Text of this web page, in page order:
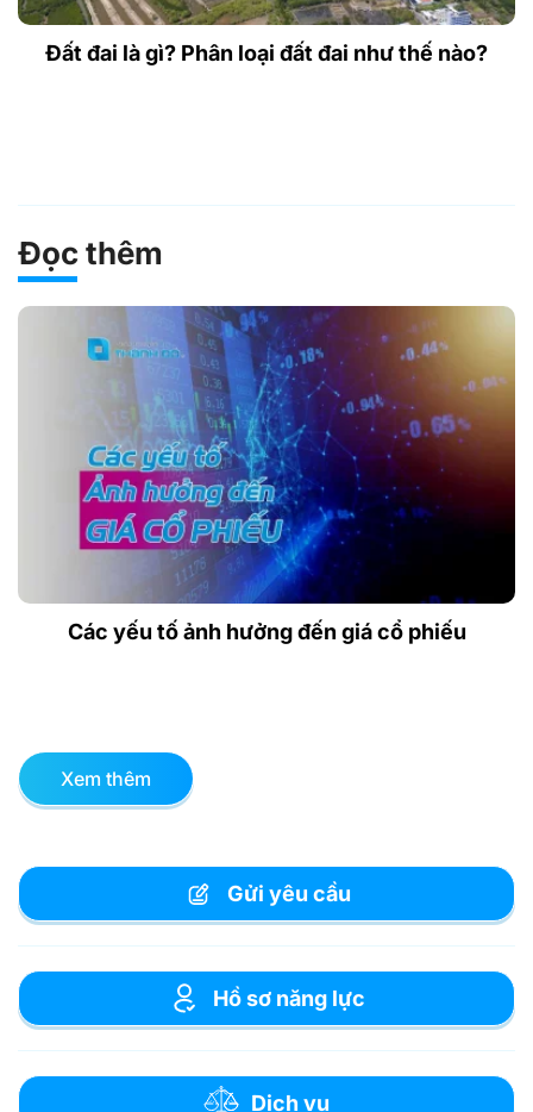
Đất đai là gì? Phân loại đất đai như thế nào?
Đọc thêm
Các yếu tố ảnh hưởng đến giá cổ phiếu
Xem thêm
Gửi yêu cầu
Hồ sơ năng lực
Dịch vụ